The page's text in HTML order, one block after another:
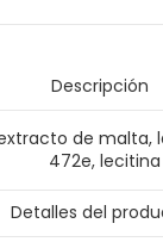
Descripción
de malta,
472e, lecitina
Detalles del